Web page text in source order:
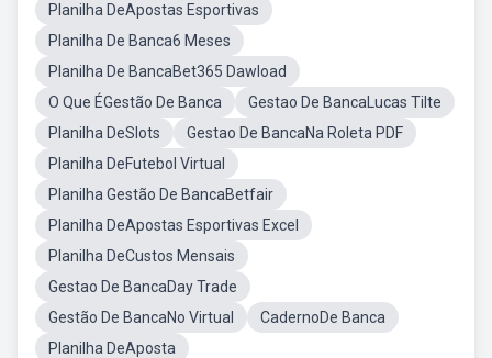
Planilha DeApostas Esportivas
Planilha De Banca6 Meses
Planilha De BancaBet365 Dawload
O Que ÉGestão De Banca
Gestao De BancaLucas Tilte
Planilha DeSlots
Gestao De BancaNa Roleta PDF
Planilha DeFutebol Virtual
Planilha Gestão De BancaBetfair
Planilha DeApostas Esportivas Excel
Planilha DeCustos Mensais
Gestao De BancaDay Trade
Gestão De BancaNo Virtual
CadernoDe Banca
Planilha DeAposta